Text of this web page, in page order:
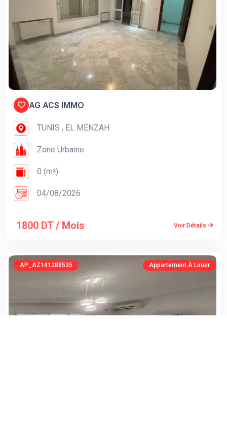
AG ACS IMMO
TUNIS , EL MENZAH
Zone Urbaine
0 (m²)
04/08/2026
1800 DT / Mois Voir Détails
AP_AZ141288535 Appartement À Louer